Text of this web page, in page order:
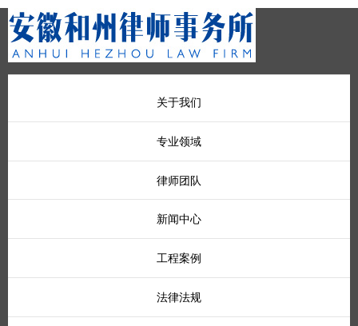
关于我们
专业领域
律师团队
新闻中心
工程案例
法律法规